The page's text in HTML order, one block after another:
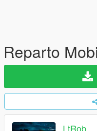
Reparto
LtRob